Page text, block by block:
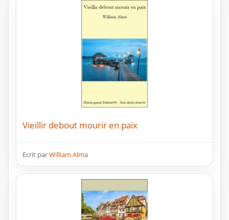
Vieillir debout mourir en paix
Ecrit parWilliam Alma